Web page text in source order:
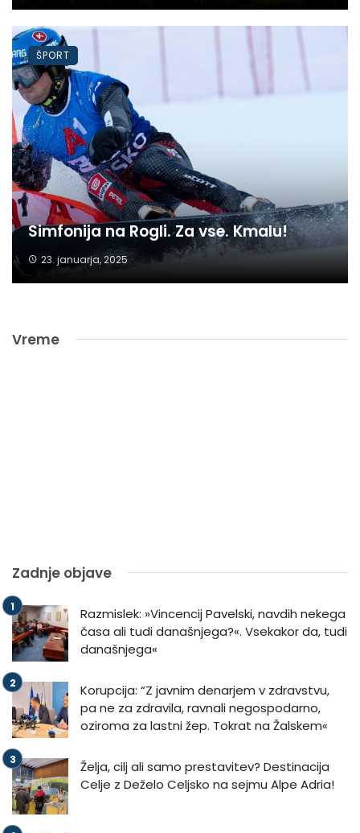
Simfonija na Rogli. Za vse. Kmalu!
23. januarja, 2025
ŠPORT
Vreme
Zadnje objave
Razmislek: »Vincencij Pavelski, navdih nekega
časa ali tudi današnjega?«. Vsekakor da, tudi
današnjega«
Korupcija: “Z javnim denarjem v zdravstvu,
pa ne za zdravila, ravnali negospodarno,
oziroma za lastni žep. Tokrat na Žalskem«
Želja, cilj ali samo prestavitev? Destinacija
Celje z Deželo Celjsko na sejmu Alpe Adria!